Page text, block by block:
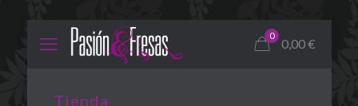
0
0,00€
Tienda